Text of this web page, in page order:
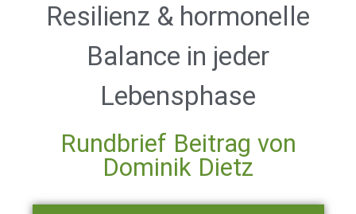
Resilienz & hormonelle
Balance in jeder
Lebensphase
Rundbrief Beitrag von
Dominik Dietz